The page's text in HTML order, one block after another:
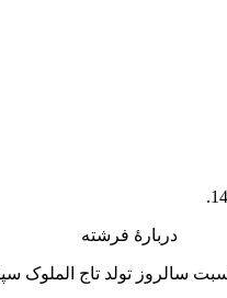
.
دربارۀ فرشته
الملوک